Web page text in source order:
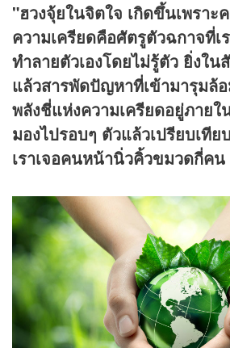
"ฮวงจุ้ยในจิตใจ เกิดขึ้นเพราะ
ความเครียดคือศัตรูตัวฉกาจที่เ
ทำลายตัวเองโดยไม่รู้ตัว ยิ่งใ
แล้วสารพัดปัญหาที่เข้ามารุมล้
พลังชี่แห่งความเครียดอยู่ภายใ
มองไปรอบๆ ตัวแล้วเปรียบเที
เราเจอคนหน้านิ่วคิ้วขมวดกี่คน